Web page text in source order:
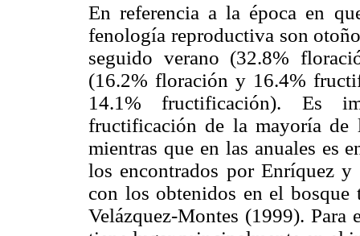
En referencia a la época en
fenología reproductiva son
seguido verano (32.8%
(16.2% floración y 16.4%
14.1% fructificación). Es
fructificación de la mayoría de
mientras que en las anuales es
los encontrados por Enríquez
con los obtenidos en el
Velázquez-Montes (1999).